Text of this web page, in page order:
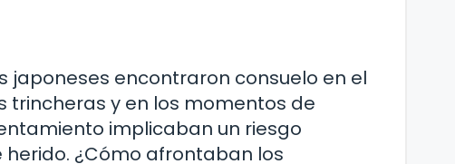
japoneses encontraron consuelo en el
y en los momentos de
implicaban un riesgo
¿Cómo afrontaban los